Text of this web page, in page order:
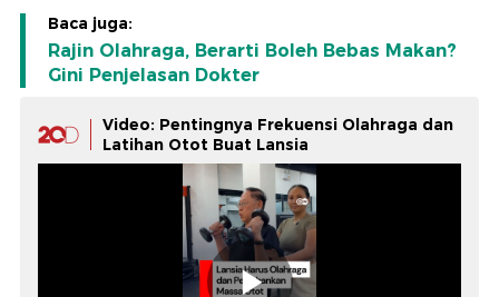
Baca juga:
Rajin Olahraga, Berarti Boleh Bebas Makan?
Gini Penjelasan Dokter
Video: Pentingnya Frekuensi Olahraga dan
Latihan Otot Buat Lansia